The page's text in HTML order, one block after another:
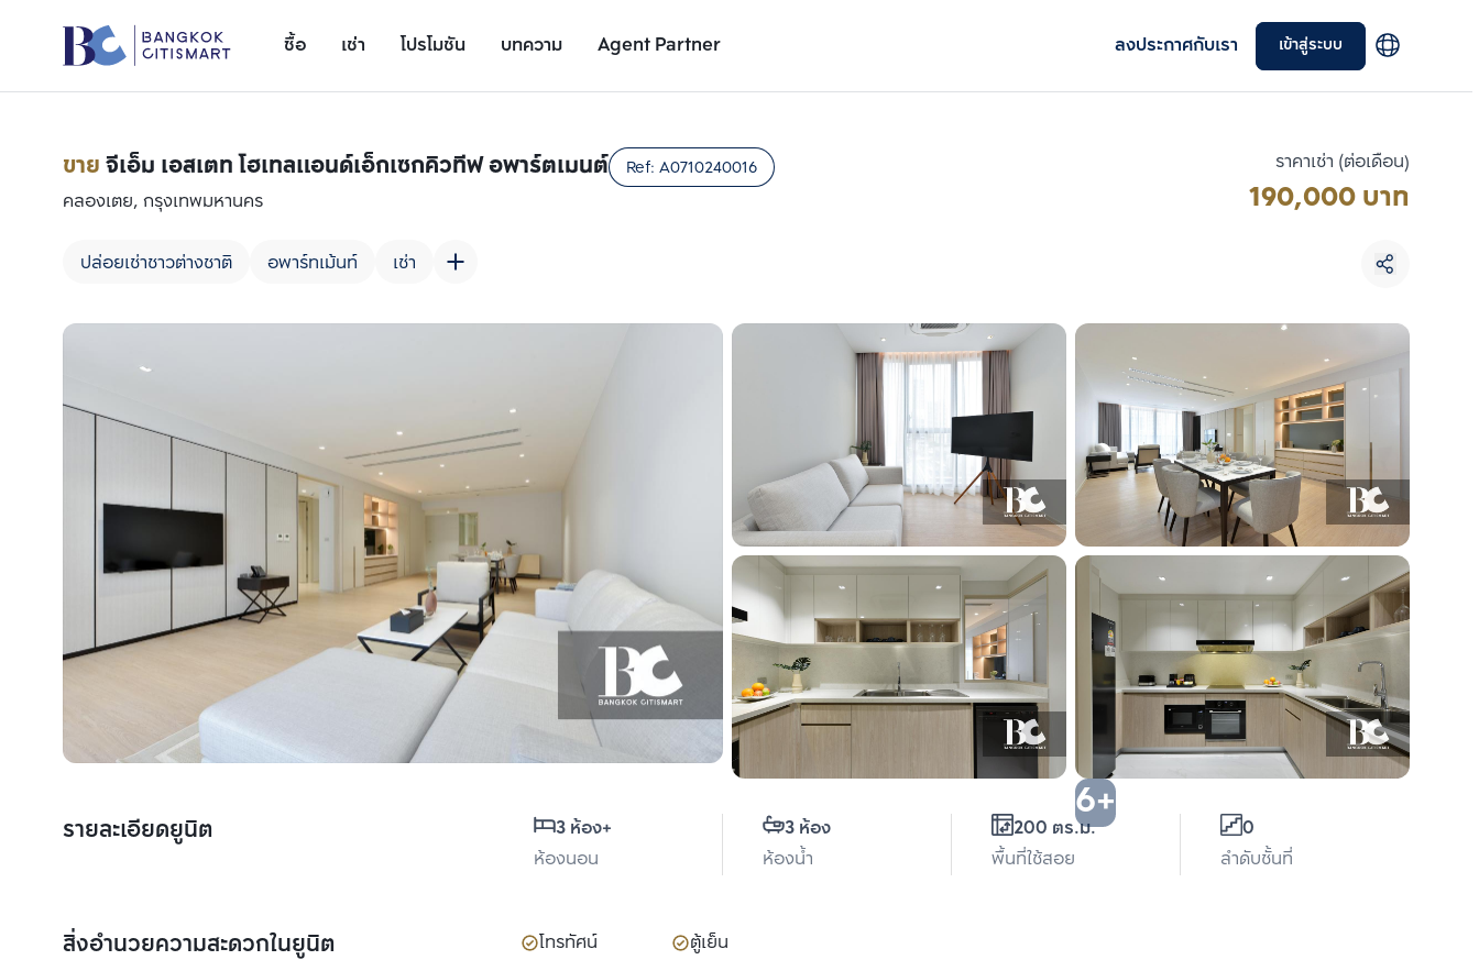
ซื้อ เช่า โปรโมชัน บทความ Agent Partner ลงประกาศกับเรา เข้าสู่ระบบ
รายละเอียดยูนิต
ขายจีเอ็ม เอสเตท โฮเทลแอนด์เอ็กเซกคิวทีฟ อพาร์ตเมนต์ Ref: A0710240016
คลองเตย, กรุงเทพมหานคร
ปล่อยเช่าชาวต่างชาติ อพาร์ทเม้นท์ เช่า
ราคาเช่า (ต่อเดือน)
190,000 บาท
6+
รายละเอียดยูนิต 3 ห้อง+
ห้องนอน
3 ห้อง
ห้องน้ำ
200 ตร.ม.
พื้นที่ใช้สอย
0
ลำดับชั้นที่
สิ่งอำนวยความสะดวกในยูนิต โทรทัศน์
ตู้เย็น
เพิ่มยูนิตเปรียบเทียบ
รายการที่ 3
เลือกยูนิตเพื่อเปรียบเทียบ
เลือกได้สูงสุด 3 รายการ
เปรียบเทียบ
ลบทั้งหมด